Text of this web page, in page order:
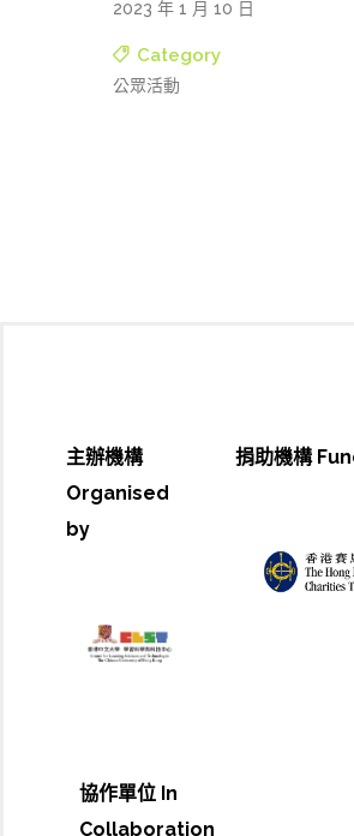
2023 年 1 月 10 日
Category
公眾活動
主辦機構
Organised
by
捐助機構
協作單位 In
Collaboration